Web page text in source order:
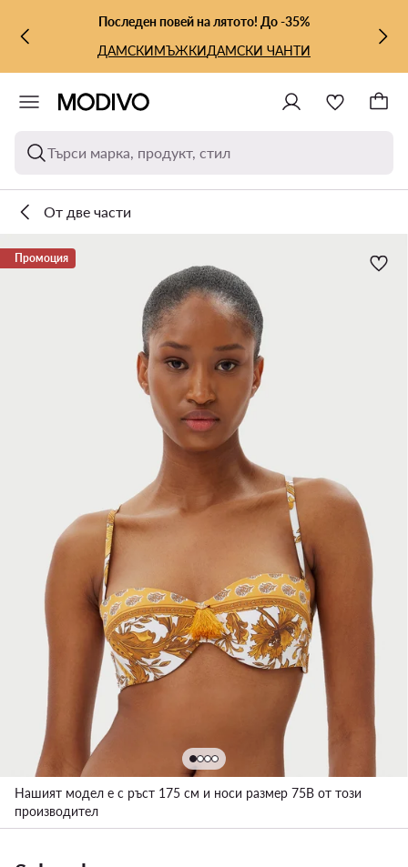
КЪМ ОСНОВНОТО СЪДЪРЖАНИЕ
КЪМ ТЪРСЕНЕПоследен повей на лятото! До -35%
ДАМСКИМЪЖКИДАМСКИ ЧАНТИ
Търси марка, продукт, стил
От две части
Промоция
Нашият модел е с ръст 175 см и носи размер 75B от този
производител